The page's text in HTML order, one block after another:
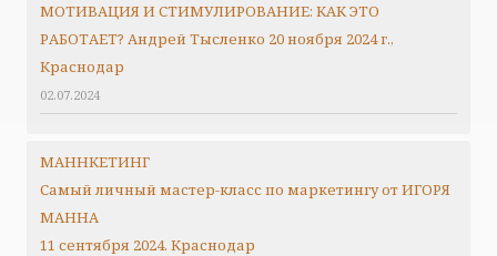
МОТИВАЦИЯ И СТИМУЛИРОВАНИЕ: КАК ЭТО
РАБОТАЕТ? Андрей Тысленко 20 ноября 2024 г.,
Краснодар
02.07.2024
МАННКЕТИНГ
Самый личный мастер-класс по маркетингу от ИГОРЯ
МАННА
11 сентября 2024. Краснодар